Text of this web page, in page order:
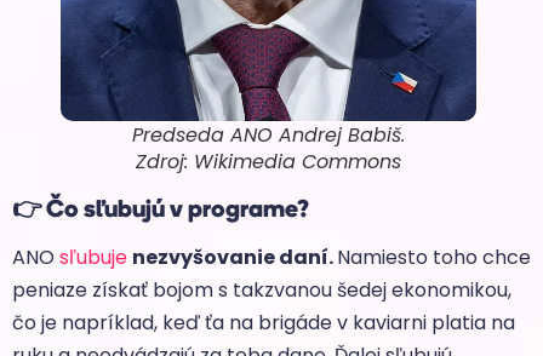
Predseda ANO Andrej Babiš.
Zdroj: Wikimedia Commons
👉 Čo sľubujú v programe?
ANOsľubuje nezvyšovanie daní.Namiesto toho chce
peniaze získať bojom s takzvanou šedej ekonomikou,
čo je napríklad, keď ťa na brigáde v kaviarni platia na